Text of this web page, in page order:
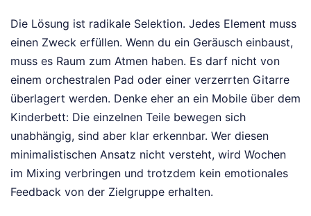
Die Lösung ist radikale Selektion. Jedes Element muss
einen Zweck erfüllen. Wenn du ein Geräusch einbaust,
muss es Raum zum Atmen haben. Es darf nicht von
einem orchestralen Pad oder einer verzerrten Gitarre
überlagert werden. Denke eher an ein Mobile über dem
Kinderbett: Die einzelnen Teile bewegen sich
unabhängig, sind aber klar erkennbar. Wer diesen
minimalistischen Ansatz nicht versteht, wird Wochen
im Mixing verbringen und trotzdem kein emotionales
Feedback von der Zielgruppe erhalten.